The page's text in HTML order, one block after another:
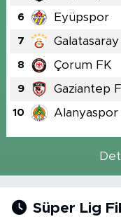
6 Eyüpspor
7 Galatasaray
8 Çorum FK
9 Gaziantep
10 Alanyaspor
Süper Lig